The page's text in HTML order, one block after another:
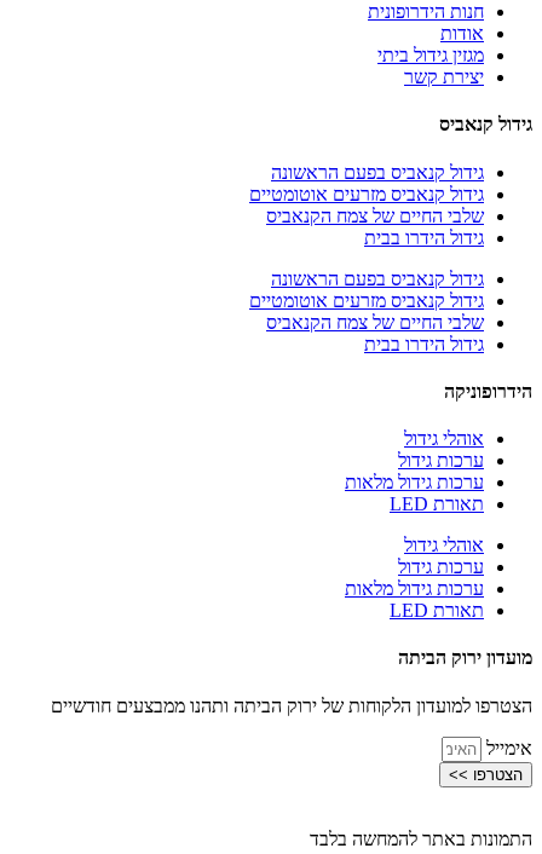
חנות הידרופונית
אודות
מגזין גידול ביתי
יצירת קשר
גידול קנאביס
גידול קנאביס בפעם הראשונה
גידול קנאביס מזרעים אוטומטיים
שלבי החיים של צמח הקנאביס
גידול הידרו בבית
גידול קנאביס בפעם הראשונה
גידול קנאביס מזרעים אוטומטיים
שלבי החיים של צמח הקנאביס
גידול הידרו בבית
הידרופוניקה
אוהלי גידול
ערכות גידול
ערכות גידול מלאות
תאורת LED
אוהלי גידול
ערכות גידול
ערכות גידול מלאות
תאורת LED
מועדון ירוק הביתה
הצטרפו למועדון הלקוחות של ירוק הביתה ותהנו ממבצעים חודשיים
אימייל
הצטרפו >>
התמונות באתר להמחשה בלבד